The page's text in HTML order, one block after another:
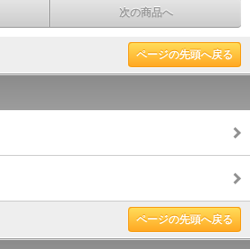
次の商品へ
ページの先頭へ戻る
ページの先頭へ戻る